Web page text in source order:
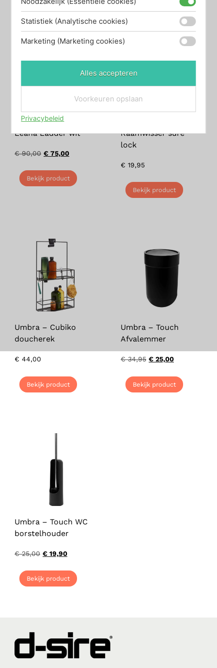
Leana Ladder wit
€90,00 € 75,00
Bekijk product
Raamwisser sure
lock
€ 19,95
Bekijk product
Umbra – Cubiko
doucherek
€ 44,00
Bekijk product
Umbra – Touch
Afvalemmer
€34,95 € 25,00
Bekijk product
Umbra – Touch WC
borstelhouder
€25,00 € 19,90
Bekijk product
Statistiek (Analytische cookies)
Marketing (Marketing cookies)
Alles accepteren
Voorkeuren opslaan
Privacybeleid